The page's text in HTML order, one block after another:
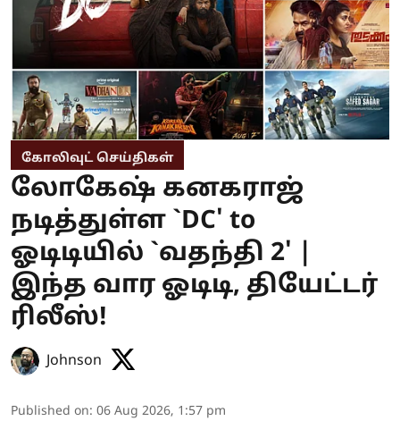
கோலிவுட் செய்திகள்
லோகேஷ் கனகராஜ்
நடித்துள்ள `DC' to
ஓடிடியில் `வதந்தி 2' |
இந்த வார ஓடிடி, தியேட்டர்
ரிலீஸ்!
Johnson
Published on: 06 Aug 2026, 1:57 pm